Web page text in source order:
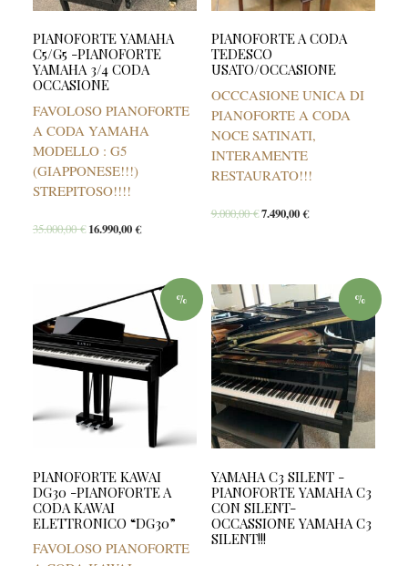
PIANOFORTE YAMAHA
C5/G5 -PIANOFORTE
YAMAHA 3/4 CODA
OCCASIONE
FAVOLOSO PIANOFORTE
A CODA YAMAHA
MODELLO : G5
(GIAPPONESE!!!)
STREPITOSO!!!!
35.000,00€ 16.990,00€
PIANOFORTE A CODA
TEDESCO
USATO/OCCASIONE
OCCCASIONE UNICA DI
PIANOFORTE A CODA
NOCE SATINATI,
INTERAMENTE
RESTAURATO!!!
9.000,00€7.490,00€
%
PIANOFORTE KAWAI
DG30 -PIANOFORTE A
CODA KAWAI
ELETTRONICO “DG30”
FAVOLOSO PIANOFORTE
%
YAMAHA C3 SILENT -
PIANOFORTE YAMAHA C3
CON SILENT-
OCCASSIONE YAMAHA C3
SILENT!!!